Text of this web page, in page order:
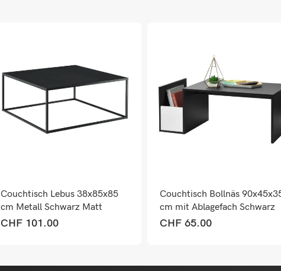
Couchtisch Lebus 38x85x85
cm Metall Schwarz Matt
CHF101.00
Couchtisch Bollnäs
cm mit Ablagefach Schwarz
CHF65.00